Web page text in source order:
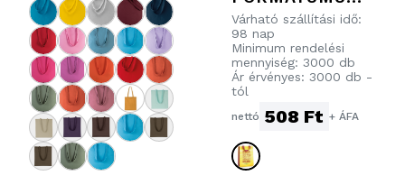
BEVÁSÁRLÓTÁS
KA
(HŐFORRASZTO
TT): 30X38X10
CM.
Várható szállítási idő:
98 nap
Minimum rendelési
mennyiség: 3000 db
Ár érvényes: 3000 db -
tól
nettó 508 Ft + ÁFA